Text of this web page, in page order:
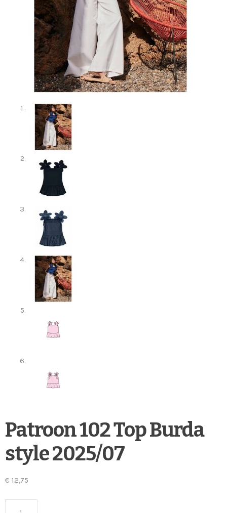
Patroon 102 Top Burda
style 2025/07
€ 12,75